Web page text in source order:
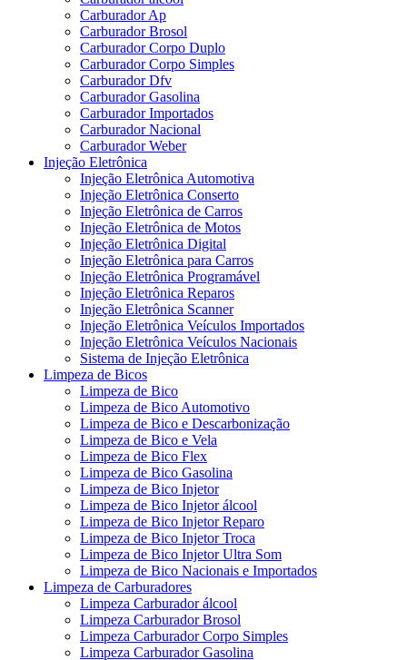
Carburador Ap
Carburador Brosol
Carburador Corpo Duplo
Carburador Corpo Simples
Carburador Dfv
Carburador Gasolina
Carburador Importados
Carburador Nacional
Carburador Weber
Injeção Eletrônica
Injeção Eletrônica Automotiva
Injeção Eletrônica Conserto
Injeção Eletrônica de Carros
Injeção Eletrônica de Motos
Injeção Eletrônica Digital
Injeção Eletrônica para Carros
Injeção Eletrônica Programável
Injeção Eletrônica Reparos
Injeção Eletrônica Scanner
Injeção Eletrônica Veículos Importados
Injeção Eletrônica Veículos Nacionais
Sistema de Injeção Eletrônica
Limpeza de Bicos
Limpeza de Bico
Limpeza de Bico Automotivo
Limpeza de Bico e Descarbonização
Limpeza de Bico e Vela
Limpeza de Bico Flex
Limpeza de Bico Gasolina
Limpeza de Bico Injetor
Limpeza de Bico Injetor álcool
Limpeza de Bico Injetor Reparo
Limpeza de Bico Injetor Troca
Limpeza de Bico Injetor Ultra Som
Limpeza de Bico Nacionais e Importados
Limpeza de Carburadores
Limpeza Carburador álcool
Limpeza Carburador Brosol
Limpeza Carburador Corpo Simples
Limpeza Carburador Gasolina